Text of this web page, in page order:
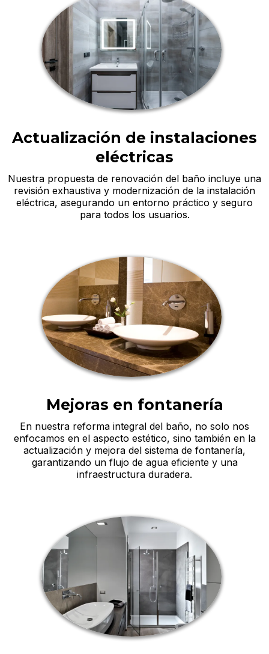
Actualización de instalaciones
eléctricas
Nuestra propuesta de renovación del baño incluye una
revisión exhaustiva y modernización de la instalación
eléctrica, asegurando un entorno práctico y seguro
para todos los usuarios.
Mejoras en fontanería
En nuestra reforma integral del baño, no solo nos
enfocamos en el aspecto estético, sino también en la
actualización y mejora del sistema de fontanería,
garantizando un flujo de agua eficiente y una
infraestructura duradera.